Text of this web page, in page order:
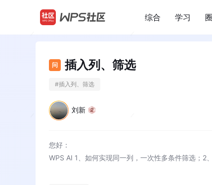
/
综合 学习
问 插入列、筛选
#插入列、筛选
刘新
您好：
WPS AI 1、如何实现同一列，一次性多条件筛选；2